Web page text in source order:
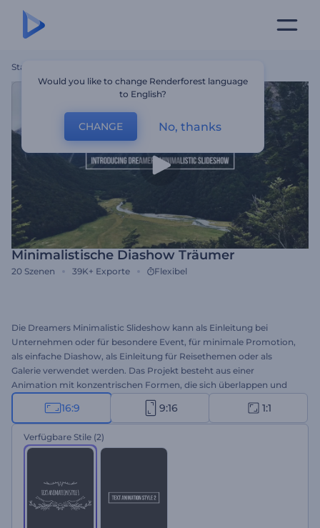
Startseite
Minimalistische Diashow Träumer
20 Szenen 39K+ Exporte Flexibel
Die Dreamers Minimalistic Slideshow kann als Einleitung bei
Unternehmen oder für besondere Event, für minimale Promotion,
als einfache Diashow, als Einleitung für Reisethemen oder als
Galerie verwendet werden. Das Projekt besteht aus einer
Animation mit konzentrischen Formen, die sich überlappen und
Bilder zeigen, wodurch sie ein einfaches und doch attraktives Video
bilden. Fügen Sie Ihr Bild oder Ihr Video ein, bearbeiten Sie den Text,
wählen Sie Musik oder fügen Sie eigene Musik hinzu und genießen
Sie das Ergebnis!
16:9 9:16 1:1
Verfügbare Stile (2)
Would you like to change Renderforest language
to English?
CHANGE No, thanks